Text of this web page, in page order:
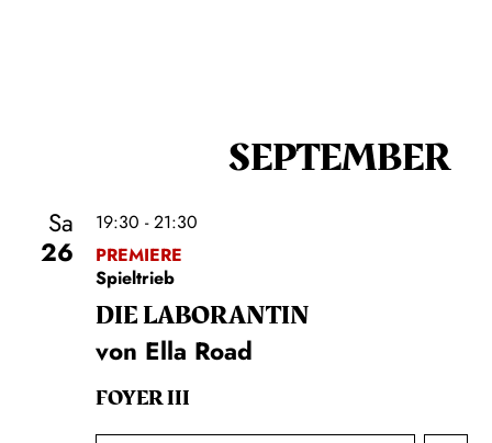
SEPTEMBER
Sa
26
19:30 - 21:30
PREMIERE
Spieltrieb
DIE LA­BO­RAN­TIN
von Ella Road
FOYER III